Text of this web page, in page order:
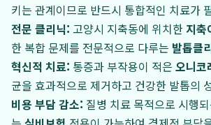
키는 관계이므로 반드시 통합적인 치료가
전문 클리닉: 고양시 지축동에 위치한 지축
한 복합 문제를 전문적으로 다루는 발톱클
혁신적 치료: 통증과 부작용이 적은 오니코
균을 효과적으로 제거하고 건강한 발톱의
비용 부담 감소: 질병 치료 목적으로 시행